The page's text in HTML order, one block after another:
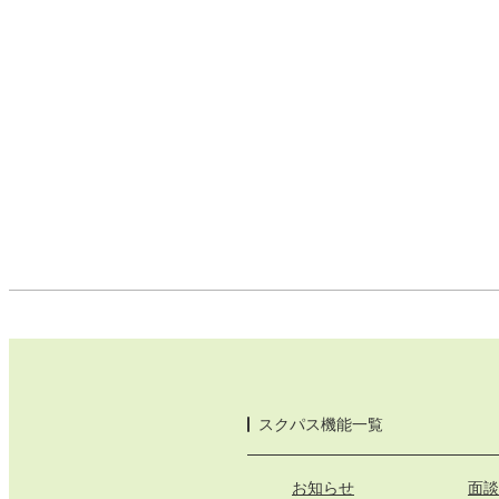
スクパス機能一覧
お知らせ 面